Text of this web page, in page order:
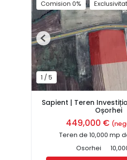
Comision 0%
1 /5
Previous
Sapient | Teren
Oșorhei
449,000 €
Teren de 10,000 mp
Osorhei